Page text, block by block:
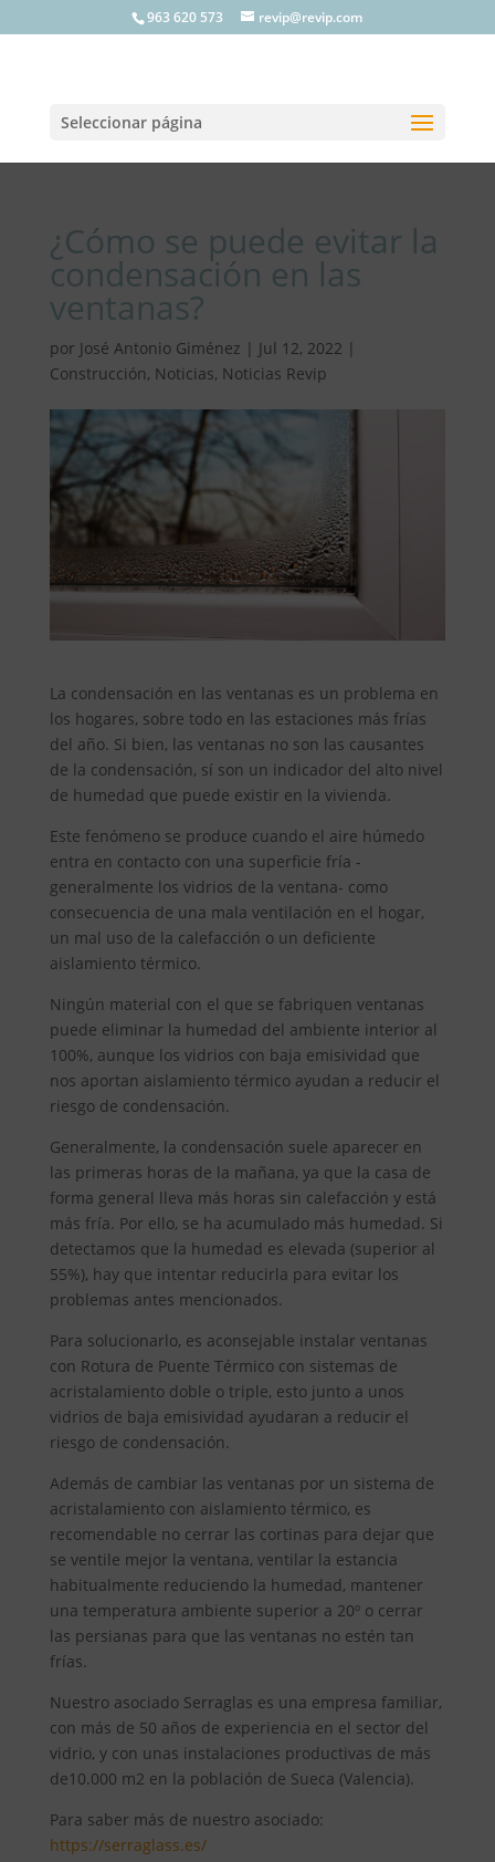
963 620 573 revip@revip.com
Seleccionar página
¿Cómo se puede evitar la
condensación en las
ventanas?
por José Antonio Giménez | Jul 12, 2022 |
Construcción, Noticias, Noticias Revip
La condensación en las ventanas es un problema en
los hogares, sobre todo en las estaciones más frías
del año. Si bien, las ventanas no son las causantes
de la condensación, sí son un indicador del alto nivel
de humedad que puede existir en la vivienda.
Este fenómeno se produce cuando el aire húmedo
entra en contacto con una superficie fría -
generalmente los vidrios de la ventana- como
consecuencia de una mala ventilación en el hogar,
un mal uso de la calefacción o un deficiente
aislamiento térmico.
Ningún material con el que se fabriquen ventanas
puede eliminar la humedad del ambiente interior al
100%, aunque los vidrios con baja emisividad que
nos aportan aislamiento térmico ayudan a reducir el
riesgo de condensación.
Generalmente, la condensación suele aparecer en
las primeras horas de la mañana, ya que la casa de
forma general lleva más horas sin calefacción y está
más fría. Por ello, se ha acumulado más humedad. Si
detectamos que la humedad es elevada (superior al
55%), hay que intentar reducirla para evitar los
problemas antes mencionados.
Para solucionarlo, es aconsejable instalar ventanas
con Rotura de Puente Térmico con sistemas de
acristalamiento doble o triple, esto junto a unos
vidrios de baja emisividad ayudaran a reducir el
riesgo de condensación.
Además de cambiar las ventanas por un sistema de
acristalamiento con aislamiento térmico, es
recomendable no cerrar las cortinas para dejar que
se ventile mejor la ventana, ventilar la estancia
habitualmente reduciendo la humedad, mantener
una temperatura ambiente superior a 20º o cerrar
las persianas para que las ventanas no estén tan
frías.
Nuestro asociado Serraglas es una empresa familiar,
con más de 50 años de experiencia en el sector del
vidrio, y con unas instalaciones productivas de más
de10.000 m2 en la población de Sueca (Valencia).
Para saber más de nuestro asociado:
https://serraglass.es/